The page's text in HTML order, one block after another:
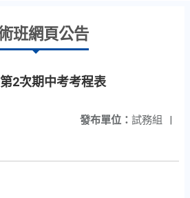
班網頁公告
2次期中考考程表
發布單位： 試務組 |